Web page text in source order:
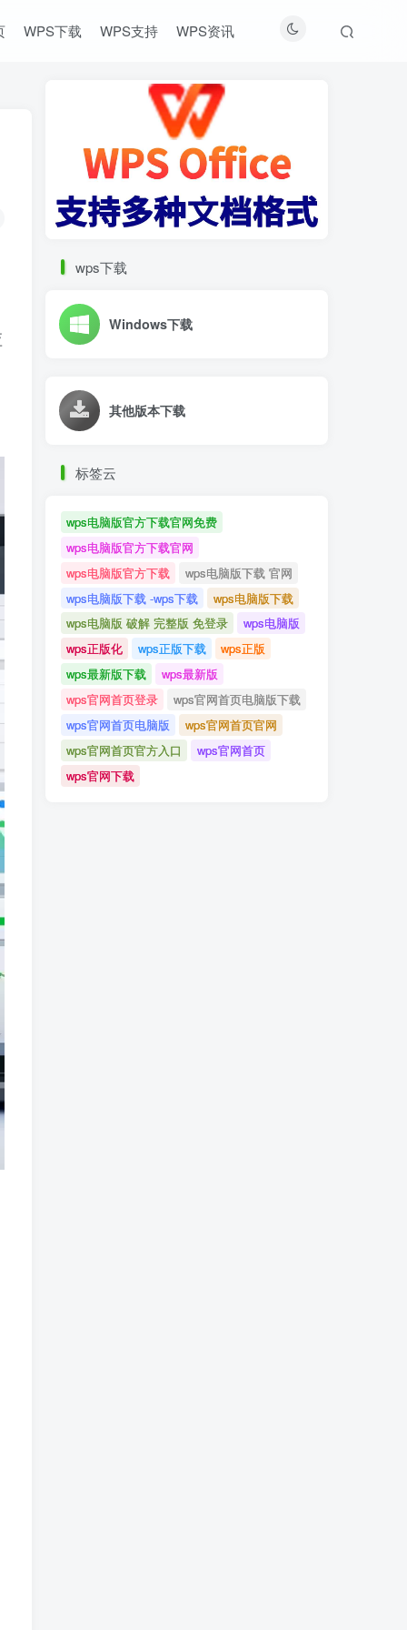
WPS下载 WPS支持 WPS资讯
wps下载
Windows下载
其他版本下载
标签云
wps电脑版官方下载官网免费
wps电脑版官方下载官网
wps电脑版官方下载
wps电脑版下载 官网
wps电脑版下载 -wps下载
wps电脑版下载
wps电脑版 破解 完整版 免登录
wps电脑版
wps正版化
wps正版下载
wps正版
wps最新版下载
wps最新版
wps官网首页登录
wps官网首页电脑版下载
wps官网首页电脑版
wps官网首页官网
wps官网首页官方入口
wps官网首页
wps官网下载